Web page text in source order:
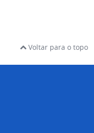
Voltar para o topo